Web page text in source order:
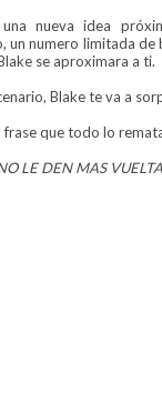
nueva idea
un numero limitada
se aproximara a ti.
Blake te va a
frase que todo lo
LE DEN MAS